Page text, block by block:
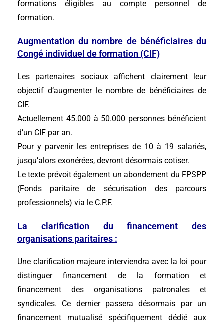
formations éligibles au compte personnel de
formation.
Augmentation du nombre de bénéficiaires du
Congé individuel de formation (CIF)
Les partenaires sociaux affichent clairement leur
objectif d’augmenter le nombre de bénéficiaires de
CIF.
Actuellement 45.000 à 50.000 personnes bénéficient
d’un CIF par an.
Pour y parvenir les entreprises de 10 à 19 salariés,
jusqu’alors exonérées, devront désormais cotiser.
Le texte prévoit également un abondement du FPSPP
(Fonds paritaire de sécurisation des parcours
professionnels) via le C.P.F.
La clarification du financement des
organisations paritaires :
Une clarification majeure interviendra avec la loi pour
distinguer financement de la formation et
financement des organisations patronales et
syndicales. Ce dernier passera désormais par un
financement mutualisé spécifiquement dédié aux